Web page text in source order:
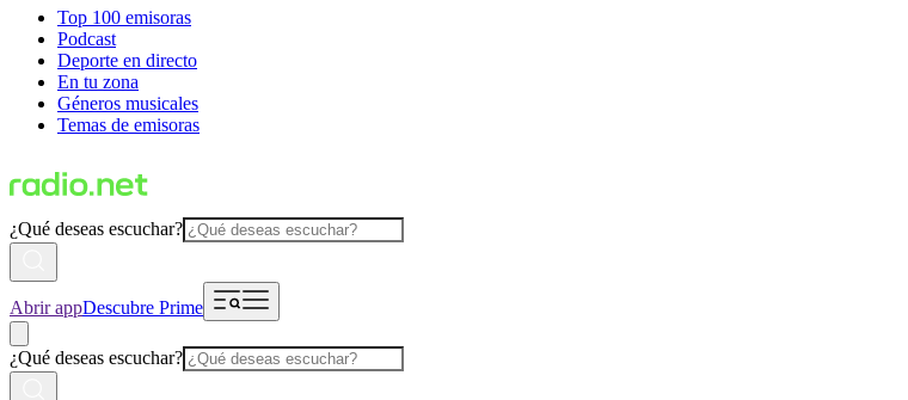
Top 100 emisoras
Podcast
Deporte en directo
En tu zona
Géneros musicales
Temas de emisoras
¿Qué deseas escuchar?
Abrir appDescubre Prime
¿Qué deseas escuchar?